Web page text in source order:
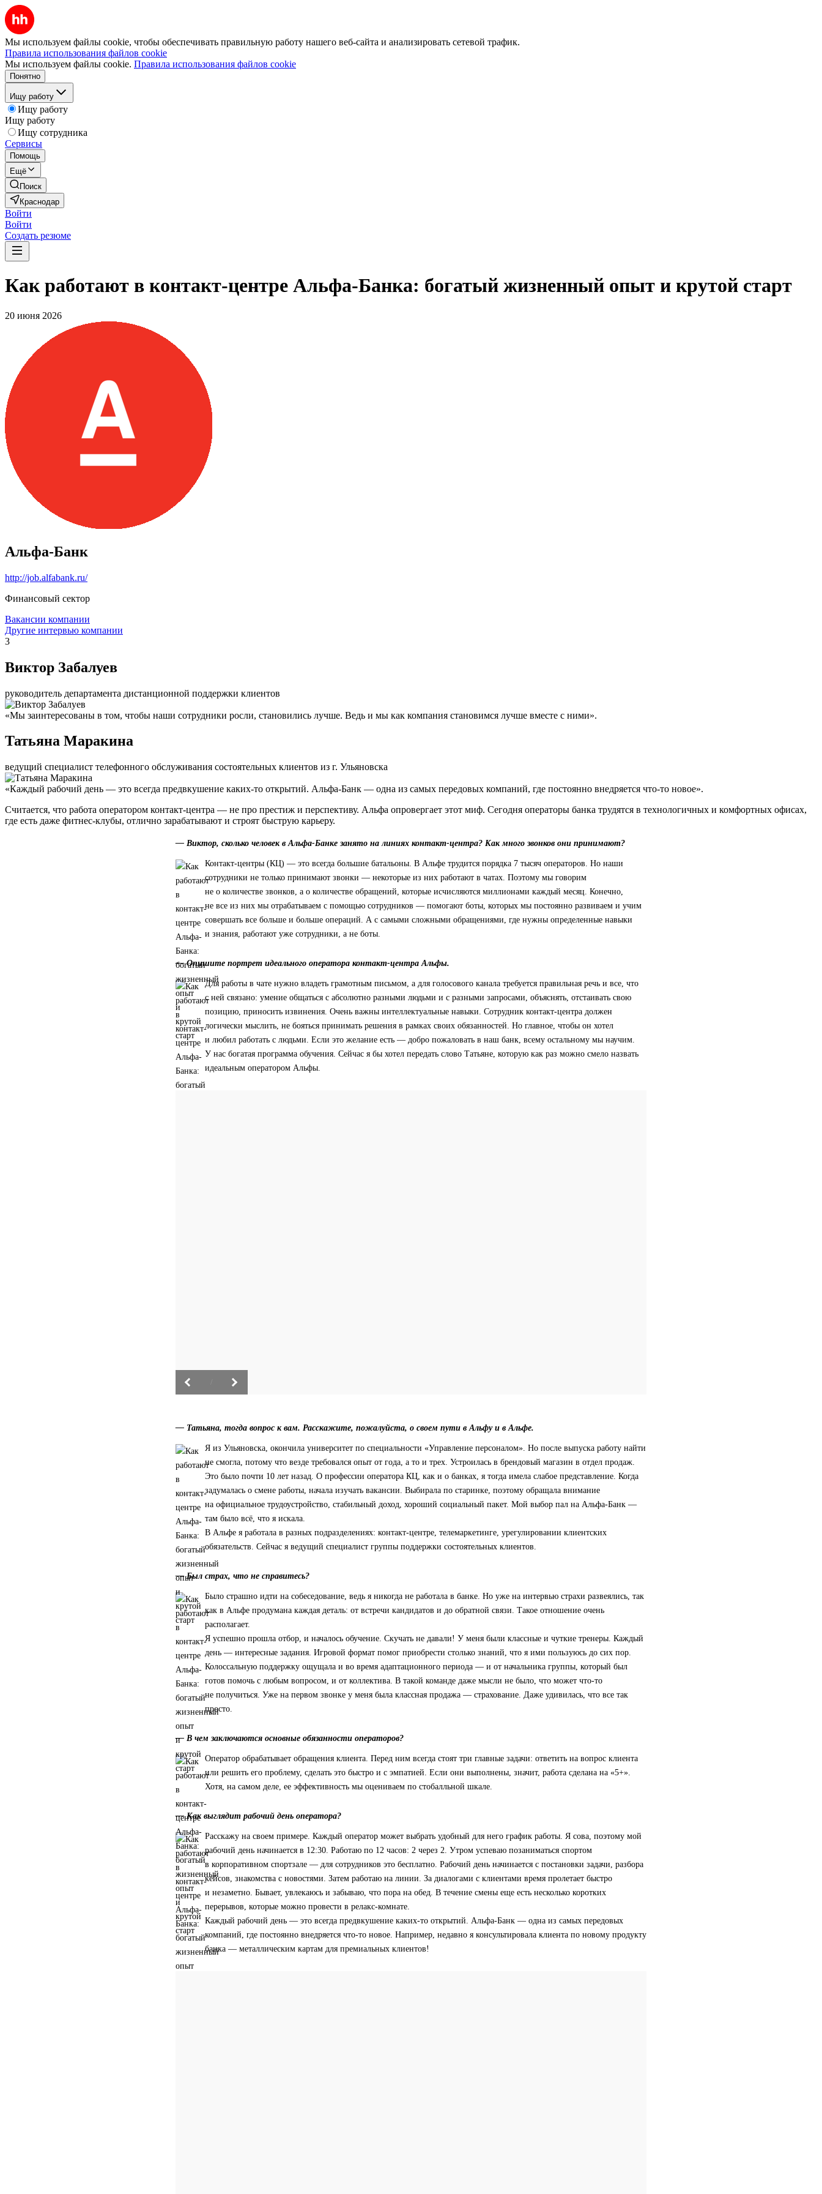
Мы используем файлы cookie, чтобы обеспечивать правильную работу нашего веб-сайта и анализировать сетевой трафик.
Правила использования файлов cookie
Мы используем файлы cookie. Правила использования файлов cookie
Понятно
Ищу работу
Ищу работу
Ищу работу
Ищу сотрудника
Сервисы
Помощь
Ещё
Поиск
Краснодар
Войти
Войти
Создать резюме
Как работают в контакт-центре Альфа-Банка: богатый жизненный опыт и крутой старт
20 июня 2026
Альфа-Банк
http://job.alfabank.ru/
Финансовый сектор
Вакансии компании
Другие интервью компании
3
Виктор Забалуев
руководитель департамента дистанционной поддержки клиентов
«Мы заинтересованы в том, чтобы наши сотрудники росли, становились лучше. Ведь и мы как компания становимся лучше вместе с ними».
Татьяна Маракина
ведущий специалист телефонного обслуживания состоятельных клиентов из г. Ульяновска
«Каждый рабочий день — это всегда предвкушение каких-то открытий. Альфа-Банк — одна из самых передовых компаний, где постоянно внедряется что-то новое».
Считается, что работа оператором контакт-центра — не про престиж и перспективу. Альфа опровергает этот миф. Сегодня операторы банка трудятся в технологичных и комфортных офисах,
где есть даже фитнес-клубы, отлично зарабатывают и строят быструю карьеру.
— Виктор, сколько человек в Альфа-Банке занято на линиях контакт-центра? Как много звонков они принимают?
Контакт-центры (КЦ) — это всегда большие батальоны. В Альфе трудится порядка 7 тысяч операторов. Но наши
сотрудники не только принимают звонки — некоторые из них работают в чатах. Поэтому мы говорим
не о количестве звонков, а о количестве обращений, которые исчисляются миллионами каждый месяц. Конечно,
не все из них мы отрабатываем с помощью сотрудников — помогают боты, которых мы постоянно развиваем и учим
совершать все больше и больше операций. А с самыми сложными обращениями, где нужны определенные навыки
и знания, работают уже сотрудники, а не боты.
— Опишите портрет идеального оператора контакт-центра Альфы.
Для работы в чате нужно владеть грамотным письмом, а для голосового канала требуется правильная речь и все, что
с ней связано: умение общаться с абсолютно разными людьми и с разными запросами, объяснять, отстаивать свою
позицию, приносить извинения. Очень важны интеллектуальные навыки. Сотрудник контакт-центра должен
логически мыслить, не бояться принимать решения в рамках своих обязанностей. Но главное, чтобы он хотел
и любил работать с людьми. Если это желание есть — добро пожаловать в наш банк, всему остальному мы научим.
У нас богатая программа обучения. Сейчас я бы хотел передать слово Татьяне, которую как раз можно смело назвать
идеальным оператором Альфы.
— Татьяна, тогда вопрос к вам. Расскажите, пожалуйста, о своем пути в Альфу и в Альфе.
Я из Ульяновска, окончила университет по специальности «Управление персоналом». Но после выпуска работу найти
не смогла, потому что везде требовался опыт от года, а то и трех. Устроилась в брендовый магазин в отдел продаж.
Это было почти 10 лет назад. О профессии оператора КЦ, как и о банках, я тогда имела слабое представление. Когда
задумалась о смене работы, начала изучать вакансии. Выбирала по старинке, поэтому обращала внимание
на официальное трудоустройство, стабильный доход, хороший социальный пакет. Мой выбор пал на Альфа-Банк —
там было всё, что я искала.
В Альфе я работала в разных подразделениях: контакт-центре, телемаркетинге, урегулировании клиентских
обязательств. Сейчас я ведущий специалист группы поддержки состоятельных клиентов.
— Был страх, что не справитесь?
Было страшно идти на собеседование, ведь я никогда не работала в банке. Но уже на интервью страхи развеялись, так
как в Альфе продумана каждая деталь: от встречи кандидатов и до обратной связи. Такое отношение очень
располагает.
Я успешно прошла отбор, и началось обучение. Скучать не давали! У меня были классные и чуткие тренеры. Каждый
день — интересные задания. Игровой формат помог приобрести столько знаний, что я ими пользуюсь до сих пор.
Колоссальную поддержку ощущала и во время адаптационного периода — и от начальника группы, который был
готов помочь с любым вопросом, и от коллектива. В такой команде даже мысли не было, что может что-то
не получиться. Уже на первом звонке у меня была классная продажа — страхование. Даже удивилась, что все так
просто.
— В чем заключаются основные обязанности операторов?
Оператор обрабатывает обращения клиента. Перед ним всегда стоят три главные задачи: ответить на вопрос клиента
или решить его проблему, сделать это быстро и с эмпатией. Если они выполнены, значит, работа сделана на «5+».
Хотя, на самом деле, ее эффективность мы оцениваем по стобалльной шкале.
— Как выглядит рабочий день оператора?
Расскажу на своем примере. Каждый оператор может выбрать удобный для него график работы. Я сова, поэтому мой
рабочий день начинается в 12:30. Работаю по 12 часов: 2 через 2. Утром успеваю позаниматься спортом
в корпоративном спортзале — для сотрудников это бесплатно. Рабочий день начинается с постановки задачи, разбора
кейсов, знакомства с новостями. Затем работаю на линии. За диалогами с клиентами время пролетает быстро
и незаметно. Бывает, увлекаюсь и забываю, что пора на обед. В течение смены еще есть несколько коротких
перерывов, которые можно провести в релакс-комнате.
Каждый рабочий день — это всегда предвкушение каких-то открытий. Альфа-Банк — одна из самых передовых
компаний, где постоянно внедряется что-то новое. Например, недавно я консультировала клиента по новому продукту
банка — металлическим картам для премиальных клиентов!